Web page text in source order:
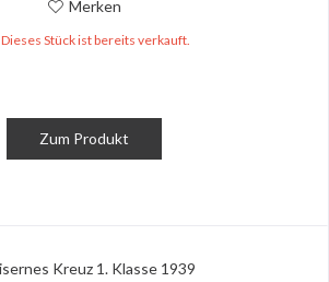
Merken
Dieses Stück ist bereits verkauft.
Zum Produkt